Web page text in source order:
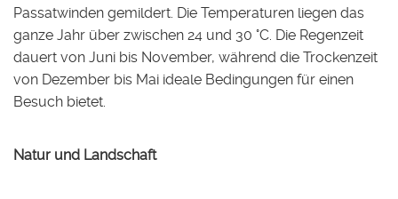
Passatwinden gemildert. Die Temperaturen liegen das
ganze Jahr über zwischen 24 und 30 °C. Die Regenzeit
dauert von Juni bis November, während die Trockenzeit
von Dezember bis Mai ideale Bedingungen für einen
Besuch bietet.
Natur und Landschaft